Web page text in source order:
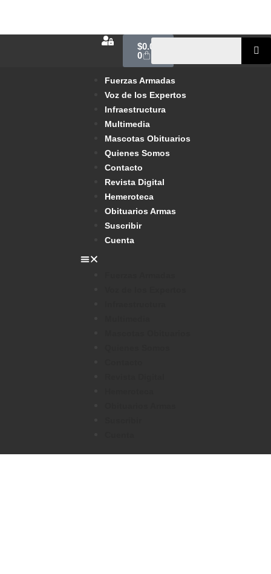
$0.00
0
Fuerzas Armadas
Voz de los Expertos
Infraestructura
Multimedia
Mascotas Obituarios
Quienes Somos
Contacto
Revista Digital
Hemeroteca
Obituarios Armas
Suscribir
Cuenta